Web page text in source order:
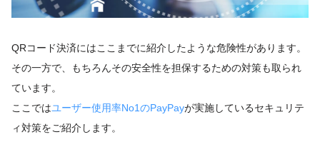
QRコード決済にはここまでに紹介したような危険性があります。
その一方で、もちろんその安全性を担保するための対策も取られ
ています。
ここではユーザー使用率No1のPayPayが実施しているセキュリテ
ィ対策をご紹介します。